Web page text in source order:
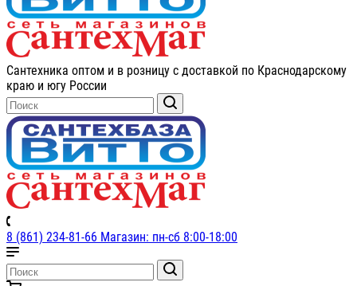
Сантехника оптом и в розницу с доставкой по Краснодарскому
краю и югу России
8 (861) 234-81-66 Магазин: пн-сб 8:00-18:00